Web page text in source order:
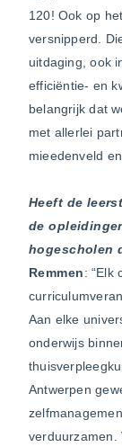
120! Ook op
versnipperd.
uitdaging, ook
efficiëntie- en
belangrijk dat
met allerlei
mieedenveld
Heeft de
de
hogescholen
Remmen: “Elk
Aan elke
onderwijs
Antwerpen
verduurzamen.